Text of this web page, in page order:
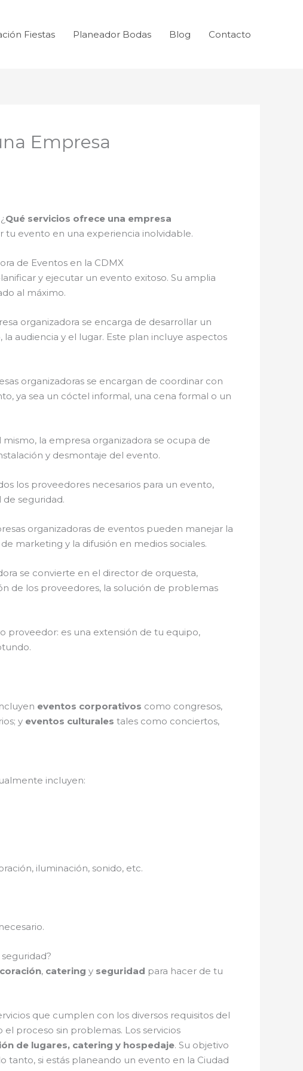
Fiestas Planeador Bodas Blog Contacto
Empresa
Qué servicios ofrece una empresa
tu evento en una experiencia inolvidable.
de Eventos en la CDMX
y ejecutar un evento exitoso. Su amplia
al máximo.
organizadora se encarga de desarrollar un
audiencia y el lugar. Este plan incluye aspectos
organizadoras se encargan de coordinar con
ya sea un cóctel informal, una cena formal o un
la empresa organizadora se ocupa de
y desmontaje del evento.
los proveedores necesarios para un evento,
seguridad.
organizadoras de eventos pueden manejar la
marketing y la difusión en medios sociales.
se convierte en el director de orquesta,
de los proveedores, la solución de problemas
proveedor: es una extensión de tu equipo,
eventos corporativos como congresos,
y eventos culturales tales como conciertos,
incluyen:
iluminación, sonido, etc.
, catering y seguridad para hacer de tu
que cumplen con los diversos requisitos del
proceso sin problemas. Los servicios
de lugares, catering y hospedaje. Su objetivo
si estás planeando un evento en la Ciudad